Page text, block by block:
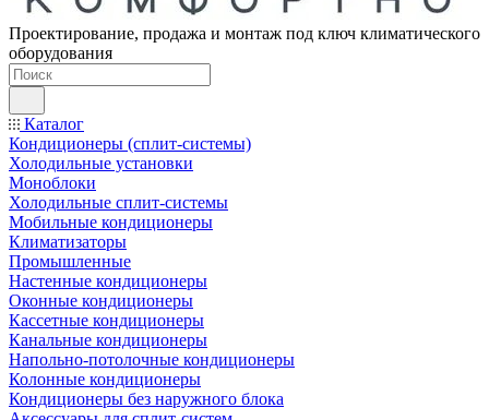
Проектирование, продажа и монтаж под ключ климатического
оборудования
Каталог
Кондиционеры (сплит-системы)
Холодильные установки
Моноблоки
Холодильные сплит-системы
Мобильные кондиционеры
Климатизаторы
Промышленные
Настенные кондиционеры
Оконные кондиционеры
Кассетные кондиционеры
Канальные кондиционеры
Напольно-потолочные кондиционеры
Колонные кондиционеры
Кондиционеры без наружного блока